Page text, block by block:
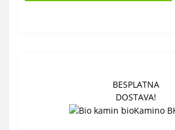
BESPLATNA
DOSTAVA!